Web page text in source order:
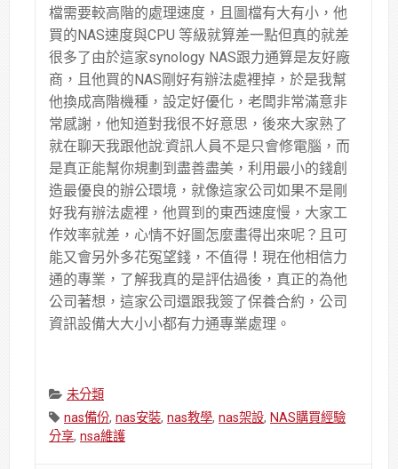
檔需要較高階的處理速度，且圖檔有大有小，他
買的NAS速度與CPU 等級就算差一點但真的就差
很多了由於這家synology NAS跟力通算是友好廠
商，且他買的NAS剛好有辦法處裡掉，於是我幫
他換成高階機種，設定好優化，老闆非常滿意非
常感謝，他知道對我很不好意思，後來大家熟了
就在聊天我跟他說:資訊人員不是只會修電腦，而
是真正能幫你規劃到盡善盡美，利用最小的錢創
造最優良的辦公環境，就像這家公司如果不是剛
好我有辦法處裡，他買到的東西速度慢，大家工
作效率就差，心情不好圖怎麼畫得出來呢？且可
能又會另外多花冤望錢，不值得！現在他相信力
通的專業，了解我真的是評估過後，真正的為他
公司著想，這家公司還跟我簽了保養合約，公司
資訊設備大大小小都有力通專業處理。
Categories:
未分類
Tags:
nas備份, nas安裝, nas教學, nas架設, NAS購買經驗
分享, nsa維護